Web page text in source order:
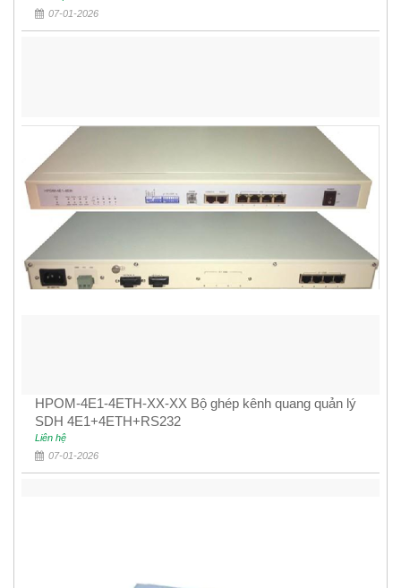
07-01-2026
HPOM-4E1-4ETH-XX-XX Bộ ghép kênh quang quản lý
SDH 4E1+4ETH+RS232
Liên hệ
07-01-2026